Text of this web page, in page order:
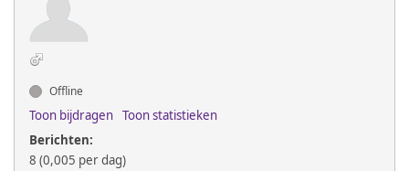
Offline
Toon bijdragen Toon statistieken
Berichten:
8 (0,005 per dag)